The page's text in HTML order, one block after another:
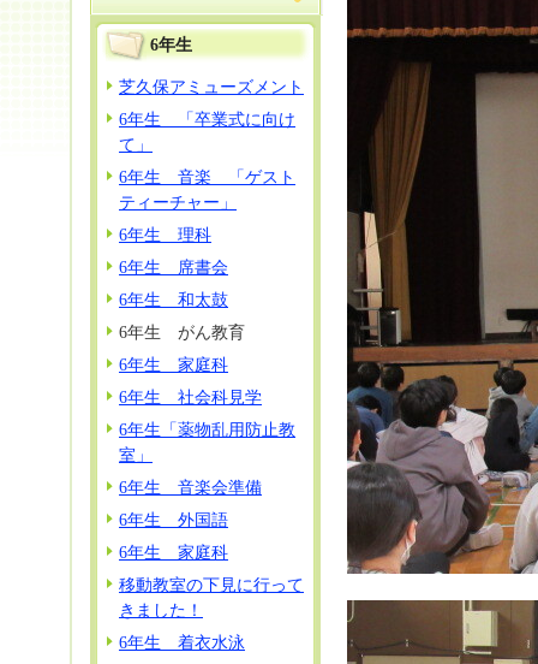
6年生
芝久保アミューズメント
6年生 「卒業式に向け
て」
6年生 音楽 「ゲスト
ティーチャー」
6年生 理科
6年生 席書会
6年生 和太鼓
6年生 がん教育
6年生 家庭科
6年生 社会科見学
6年生「薬物乱用防止教
室」
6年生 音楽会準備
6年生 外国語
6年生 家庭科
移動教室の下見に行って
きました！
6年生 着衣水泳